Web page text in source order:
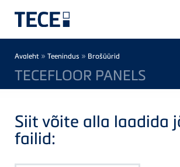
Breadcrumb
Avaleht » Teenindus » Brošüürid
TECEFLOOR PANELS
Siit võite alla laadida
failid: